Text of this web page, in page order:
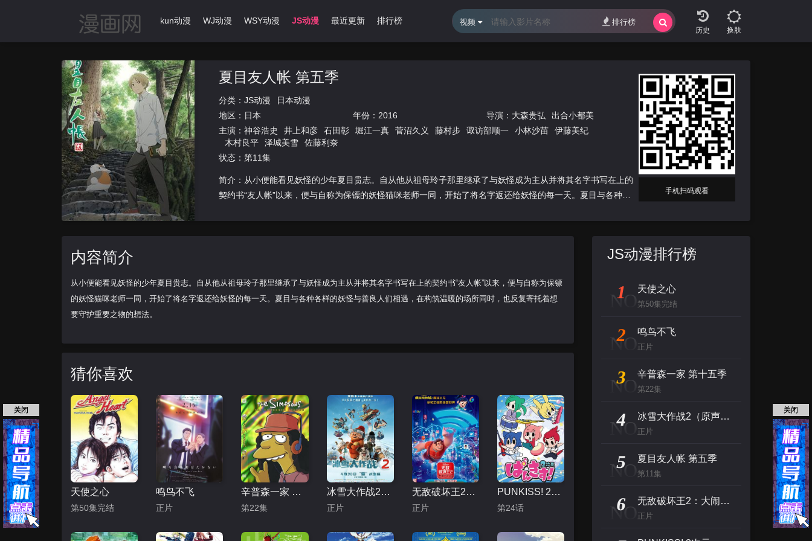
首页 动漫导航 Ikun动漫 WJ动漫 WSY动漫 JS动漫 最近更新 排行榜
换肤
视频 排行榜
夏目友人帐 第五季
分类： JS动漫
日本动漫
地区： 日本 年份： 2016 导演： 大森贵弘
出合小都美
主演： 神谷浩史 井上和彦 石田彰 堀江一真 菅沼久义 藤村步 诹访部顺一 小林沙苗
伊藤美纪
木村良平
泽城美雪
佐藤利奈
状态：第11集
简介：从小便能看见妖怪的少年夏目贵志。自从他从祖母玲子那里继承了与妖怪成为主从并将其名字书写在上的
契约书“友人帐”以来，便与自称为保镖的妖怪猫咪老师一同，开始了将名字返还给妖怪的每一天。夏目与各种各
手机扫码观看
内容简介
从小便能看见妖怪的少年夏目贵志。自从他从祖母玲子那里继承了与妖怪成为主从并将其名字书写在上的契约书“友人帐”以来，便与自称为保镖
的妖怪猫咪老师一同，开始了将名字返还给妖怪的每一天。夏目与各种各样的妖怪与善良人们相遇，在构筑温暖的场所同时，也反复寄托着想
要守护重要之物的想法。
猜你喜欢
天使之心
第50集完结
鸣鸟不飞
正片
辛普森一家 第十五季
第22集
冰雪大作战2（原声版）
正片
无敌破坏王2：大闹互联网
正片
PUNKISS! 2次元
第24话
JS动漫排行榜
NO
1 天使之心
第50集完结
NO
2 鸣鸟不飞
正片
NO
3 辛普森一家 第十五季
第22集
NO
4 冰雪大作战2（原声版）
正片
NO
5 夏目友人帐 第五季
第11集
NO
6 无敌破坏王2：大闹互联网
正片
关闭 关闭